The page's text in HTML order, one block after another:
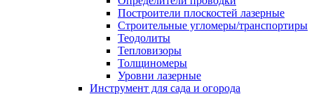
Построители плоскостей лазерные
Строительные угломеры/транспортиры
Теодолиты
Тепловизоры
Толщиномеры
Уровни лазерные
Инструмент для сада и огорода